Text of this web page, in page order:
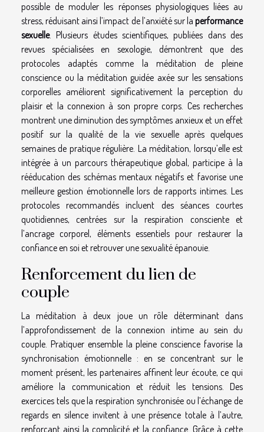
possible de moduler les réponses physiologiques liées au
stress, réduisant ainsi l’impact de l’anxiété sur la performance
sexuelle. Plusieurs études scientifiques, publiées dans des
revues spécialisées en sexologie, démontrent que des
protocoles adaptés comme la méditation de pleine
conscience ou la méditation guidée axée sur les sensations
corporelles améliorent significativement la perception du
plaisir et la connexion à son propre corps. Ces recherches
montrent une diminution des symptômes anxieux et un effet
positif sur la qualité de la vie sexuelle après quelques
semaines de pratique régulière. La méditation, lorsqu’elle est
intégrée à un parcours thérapeutique global, participe à la
rééducation des schémas mentaux négatifs et favorise une
meilleure gestion émotionnelle lors de rapports intimes. Les
protocoles recommandés incluent des séances courtes
quotidiennes, centrées sur la respiration consciente et
l’ancrage corporel, éléments essentiels pour restaurer la
confiance en soi et retrouver une sexualité épanouie.
Renforcement du lien de
couple
La méditation à deux joue un rôle déterminant dans
l’approfondissement de la connexion intime au sein du
couple. Pratiquer ensemble la pleine conscience favorise la
synchronisation émotionnelle : en se concentrant sur le
moment présent, les partenaires affinent leur écoute, ce qui
améliore la communication et réduit les tensions. Des
exercices tels que la respiration synchronisée ou l’échange de
regards en silence invitent à une présence totale à l’autre,
renforçant ainsi la complicité et la confiance. Grâce à cette